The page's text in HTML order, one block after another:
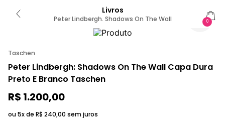
Livros
Peter Lindbergh. Shadows On The Wall 0
Taschen
Peter Lindbergh: Shadows On The Wall Capa Dura
Preto E Branco Taschen
R$ 1.200,00
ou 5x de R$ 240,00 sem juros